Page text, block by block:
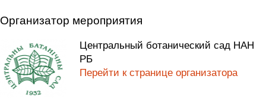
Организатор мероприятия
Центральный ботанический сад НАН
РБ
Перейти к странице организатора